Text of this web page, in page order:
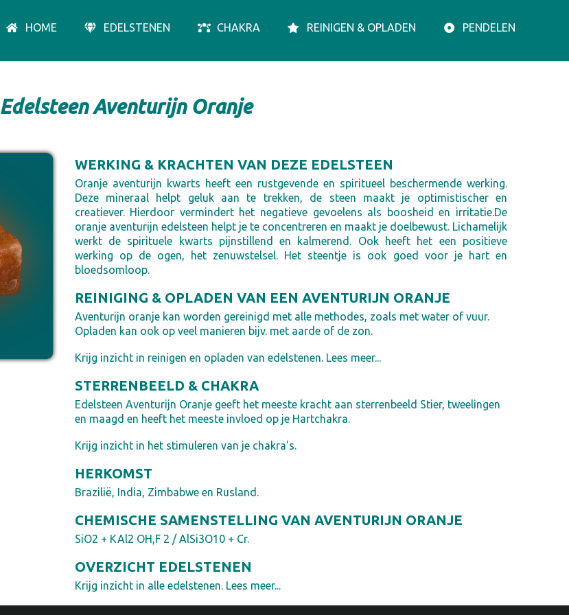
HOME EDELSTENEN CHAKRA REINIGEN & OPLADEN PENDELEN
Edelsteen Aventurijn Oranje
WERKING & KRACHTEN VAN DEZE EDELSTEEN
Oranje aventurijn kwarts heeft een rustgevende en spiritueel beschermende werking.
Deze mineraal helpt geluk aan te trekken, de steen maakt je optimistischer en
creatiever. Hierdoor vermindert het negatieve gevoelens als boosheid en irritatie.De
oranje aventurijn edelsteen helpt je te concentreren en maakt je doelbewust. Lichamelijk
werkt de spirituele kwarts pijnstillend en kalmerend. Ook heeft het een positieve
werking op de ogen, het zenuwstelsel. Het steentje is ook goed voor je hart en
bloedsomloop.
REINIGING & OPLADEN VAN EEN AVENTURIJN ORANJE
Aventurijn oranje kan worden gereinigd met alle methodes, zoals met water of vuur.
Opladen kan ook op veel manieren bijv. met aarde of de zon.
Krijg inzicht in reinigen en opladen van edelstenen. Lees meer...
STERRENBEELD & CHAKRA
Edelsteen Aventurijn Oranje geeft het meeste kracht aan sterrenbeeld Stier, tweelingen
en maagd en heeft het meeste invloed op je Hartchakra.
Krijg inzicht in het stimuleren van je chakra's.
HERKOMST
Brazilië, India, Zimbabwe en Rusland.
CHEMISCHE SAMENSTELLING VAN AVENTURIJN ORANJE
SiO2 + KAl2 OH,F 2 / AlSi3O10 + Cr.
OVERZICHT EDELSTENEN
Krijg inzicht in alle edelstenen. Lees meer...